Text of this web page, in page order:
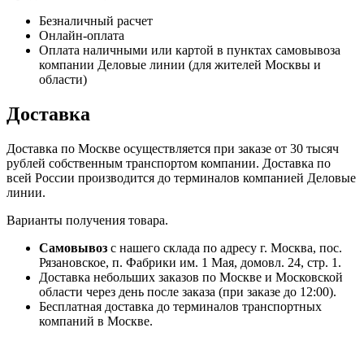
Безналичный расчет
Онлайн-оплата
Оплата наличными или картой в пунктах самовывоза
компании Деловые линии (для жителей Москвы и
области)
Доставка
Доставка по Москве осуществляется при заказе от 30 тысяч
рублей собственным транспортом компании. Доставка по
всей России производится до терминалов компанией Деловые
линии.
Варианты получения товара.
Самовывоз с нашего склада по адресу г. Москва, пос.
Рязановское, п. Фабрики им. 1 Мая, домовл. 24, стр. 1.
Доставка небольших заказов по Москве и Московской
области через день после заказа (при заказе до 12:00).
Бесплатная доставка до терминалов транспортных
компаний в Москве.